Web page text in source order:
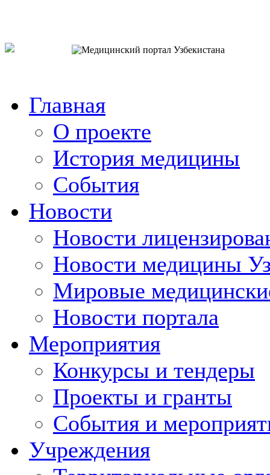
Главная
О проекте
История медицины
События
Новости
Новости
Новости медицины
Мировые
Новости портала
Мероприятия
Конкурсы и тендеры
Проекты и гранты
События и
Учреждения